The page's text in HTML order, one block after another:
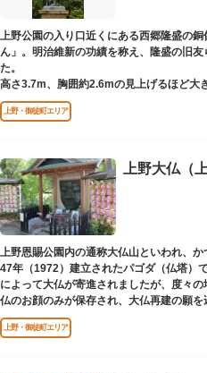
上野公園の入り口近くにある西郷隆盛の
ん」。明治維新の功績を称え、隆盛の旧
た。
高さ3.7m、胸囲約2.6mの見上げるほど大
やフォトスポットとして親しまれています
れた像は、愛犬のツンと一緒にうさぎ狩り
上野公園にお立ち寄りの際は、ぜひ「上
上野・御徒町エリア
上野大仏（
上野恩賜公園内の通称大仏山といわれ、
47年（1972）建立されたパゴダ（仏塔）
によって大仏が寄進されましたが、度々
仏のお顔のみが保存され、大仏再建の願
ゴダが建てられました。
上野・御徒町エリア